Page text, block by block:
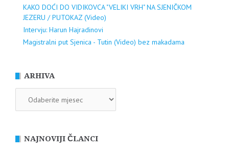
KAKO DOĆI DO VIDIKOVCA "VELIKI VRH" NA SJENIČKOM
JEZERU / PUTOKAZ (Video)
Intervju: Harun Hajradinovi
Magistralni put Sjenica - Tutin (Video) bez makadama
ARHIVA
NAJNOVIJI ČLANCI